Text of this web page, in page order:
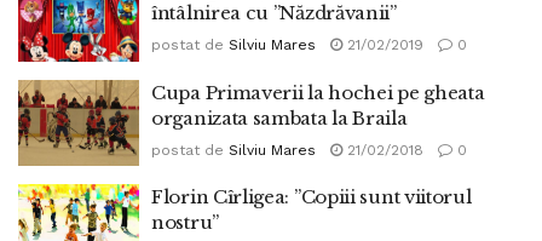
întâlnirea cu ”Năzdrăvanii”
postat de Silviu Mares 21/02/2019 0
Cupa Primaverii la hochei pe gheata
organizata sambata la Braila
postat de Silviu Mares 21/02/2018 0
Florin Cîrligea: ”Copiii sunt viitorul
nostru”